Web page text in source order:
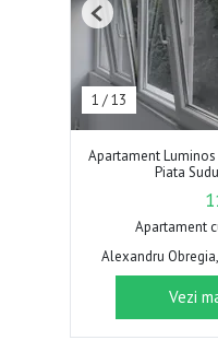
1 /13
Previous
Apartament
Piata
Apartament
Alexandru
Vezi